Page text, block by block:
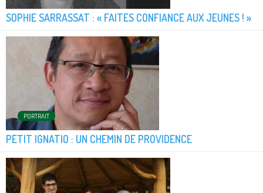
SOPHIE SARRASSAT : « FAITES CONFIANCE AUX JEUNES ! »
PORTRAIT
PETIT IGNATIO : UN CHEMIN DE PROVIDENCE